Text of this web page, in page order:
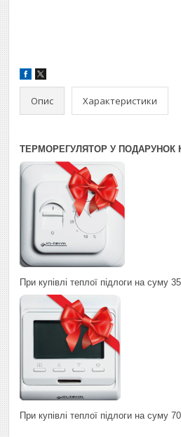
Опис Характеристики
ТЕРМОРЕГУЛЯТОР У ПОДАРУНОК
При купівлі теплої підлоги на суму
При купівлі теплої підлоги на суму